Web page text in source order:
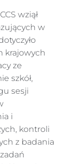
wziął
w
krajowych
ze
szkół,
sesji
i
kontroli
z badania